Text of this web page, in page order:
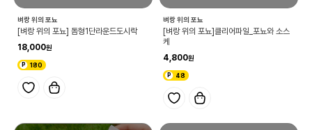
벼랑 위의 포뇨
[벼랑 위의 포뇨] 돔형1단라운드도시락
18,000
180
벼랑 위의 포뇨
[벼랑 위의 포뇨]클리어파일_포뇨와 소스
케
4,800
48